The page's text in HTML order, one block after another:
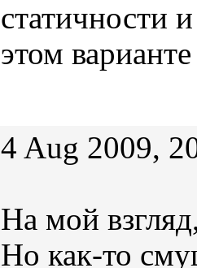
статичности
этом
4 Aug 2009,
На мой
Но как-то